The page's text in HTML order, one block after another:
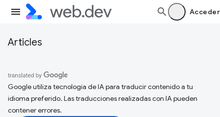
Acceder
Articles
Google utiliza tecnología de IA para traducir contenido a tu
idioma preferido. Las traducciones realizadas con IA pueden
contener errores.